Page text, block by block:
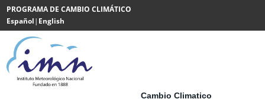
Saltar al contenido
PROGRAMA DE CAMBIO CLIMÁTICO
Español| English
Powered
by
Translate
Cambio Climatico